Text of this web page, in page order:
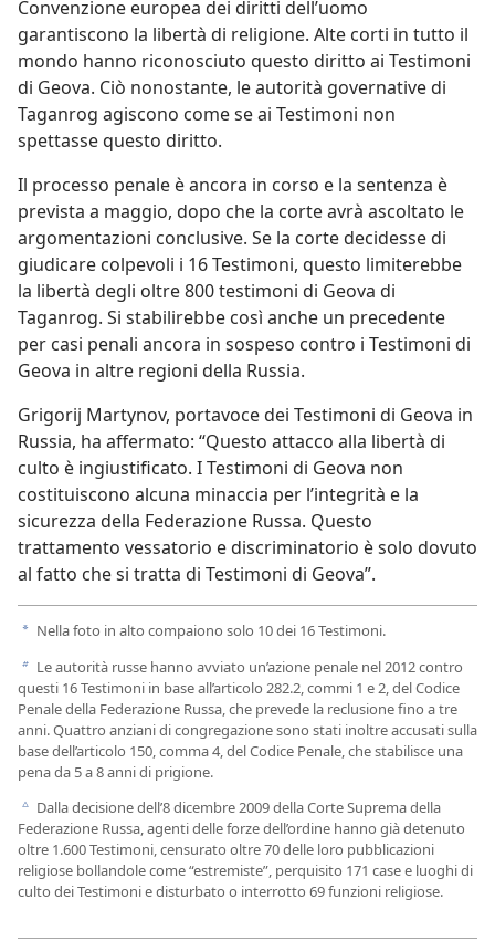
Convenzione europea dei diritti dell’uomo
garantiscono la libertà di religione. Alte corti in tutto il
mondo hanno riconosciuto questo diritto ai Testimoni
di Geova. Ciò nonostante, le autorità governative di
Taganrog agiscono come se ai Testimoni non
spettasse questo diritto.
Il processo penale è ancora in corso e la sentenza è
prevista a maggio, dopo che la corte avrà ascoltato le
argomentazioni conclusive. Se la corte decidesse di
giudicare colpevoli i 16 Testimoni, questo limiterebbe
la libertà degli oltre 800 testimoni di Geova di
Taganrog. Si stabilirebbe così anche un precedente
per casi penali ancora in sospeso contro i Testimoni di
Geova in altre regioni della Russia.
Grigorij Martynov, portavoce dei Testimoni di Geova in
Russia, ha affermato: “Questo attacco alla libertà di
culto è ingiustificato. I Testimoni di Geova non
costituiscono alcuna minaccia per l’integrità e la
sicurezza della Federazione Russa. Questo
trattamento vessatorio e discriminatorio è solo dovuto
al fatto che si tratta di Testimoni di Geova”.
a Nella foto in alto compaiono solo 10 dei 16 Testimoni.
b Le autorità russe hanno avviato un’azione penale nel 2012 contro
questi 16 Testimoni in base all’articolo 282.2, commi 1 e 2, del Codice
Penale della Federazione Russa, che prevede la reclusione fino a tre
anni. Quattro anziani di congregazione sono stati inoltre accusati sulla
base dell’articolo 150, comma 4, del Codice Penale, che stabilisce una
pena da 5 a 8 anni di prigione.
c Dalla decisione dell’8 dicembre 2009 della Corte Suprema della
Federazione Russa, agenti delle forze dell’ordine hanno già detenuto
oltre 1.600 Testimoni, censurato oltre 70 delle loro pubblicazioni
religiose bollandole come “estremiste”, perquisito 171 case e luoghi di
culto dei Testimoni e disturbato o interrotto 69 funzioni religiose.